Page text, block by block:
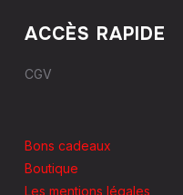
ACCÈS RAPIDE
CGV
Bons cadeaux
Boutique
Les mentions légales